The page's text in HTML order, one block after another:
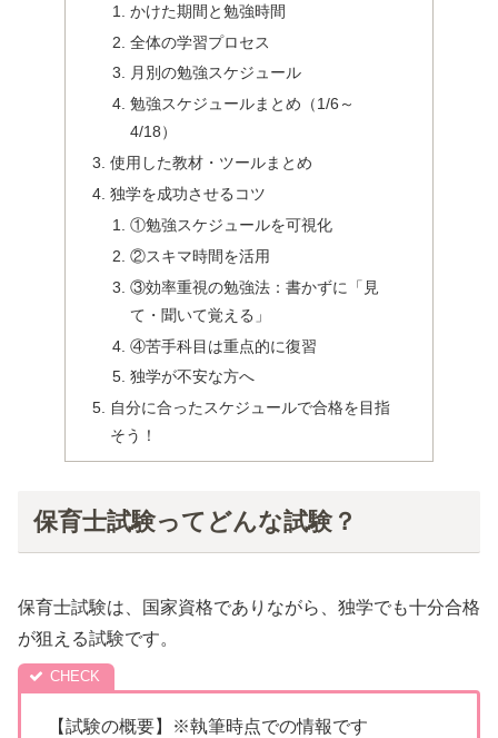
かけた期間と勉強時間
全体の学習プロセス
月別の勉強スケジュール
勉強スケジュールまとめ（1/6～
4/18）
使用した教材・ツールまとめ
独学を成功させるコツ
①勉強スケジュールを可視化
②スキマ時間を活用
③効率重視の勉強法：書かずに「見
て・聞いて覚える」
④苦手科目は重点的に復習
独学が不安な方へ
自分に合ったスケジュールで合格を目指
そう！
保育士試験ってどんな試験？
保育士試験は、国家資格でありながら、独学でも十分合格
が狙える試験です。
【試験の概要】※執筆時点での情報です